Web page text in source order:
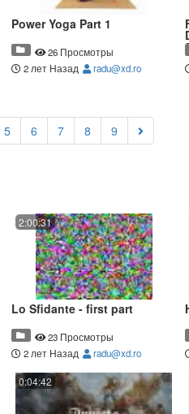
Power Yoga Part 1
26 Просмотры
2 лет Назад
radu@xd.ro
5 6 7 8 9
2:00:31
Lo Sfidante - first part
23 Просмотры
2 лет Назад
radu@xd.ro
0:04:42